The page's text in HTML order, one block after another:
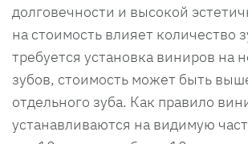
долговечности и высокой
на стоимость влияет количество
требуется установка виниров на
зубов, стоимость может быть
отдельного зуба. Как правило
устанавливаются на видимую